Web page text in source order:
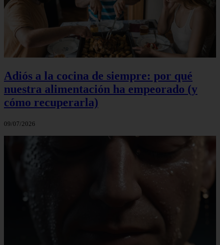
Adiós a la cocina de siempre: por qué
nuestra alimentación ha empeorado (y
cómo recuperarla)
09/07/2026